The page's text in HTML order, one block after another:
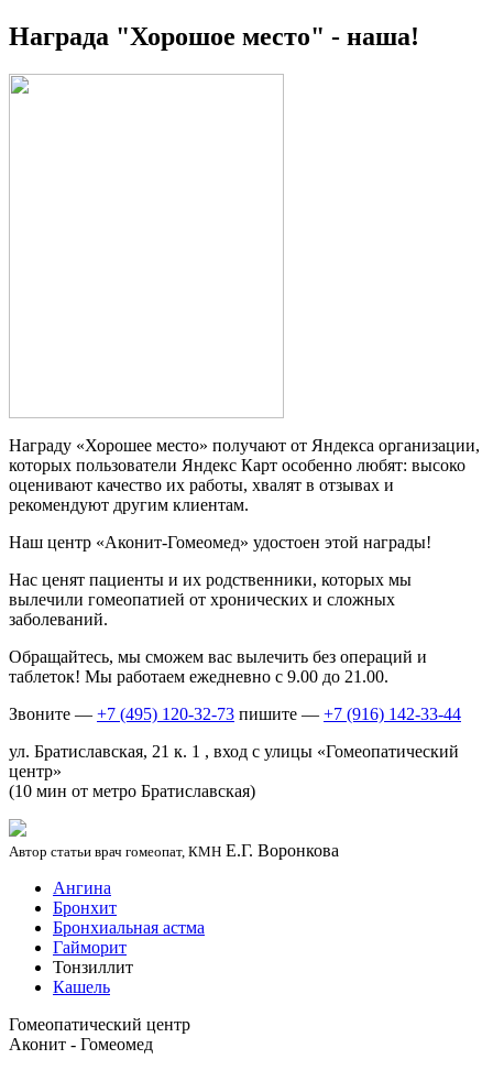
Награда "Хорошое место" - наша!
Награду «Хорошее место» получают от Яндекса организации,
которых пользователи Яндекс Карт особенно любят: высоко
оценивают качество их работы, хвалят в отзывах и
рекомендуют другим клиентам.
Наш центр «Аконит-Гомеомед» удостоен этой награды!
Нас ценят пациенты и их родственники, которых мы
вылечили гомеопатией от хронических и сложных
заболеваний.
Обращайтесь, мы сможем вас вылечить без операций и
таблеток! Мы работаем ежедневно с 9.00 до 21.00.
Звоните — +7 (495) 120-32-73 пишите — +7 (916) 142-33-44
ул. Братиславская, 21 к. 1 , вход с улицы «Гомеопатический
центр»
(10 мин от метро Братиславская)
Автор статьи врач гомеопат, КМН Е.Г. Воронкова
Ангина
Бронхит
Бронхиальная астма
Гайморит
Тонзиллит
Кашель
Гомеопатический центр
Аконит - Гомеомед